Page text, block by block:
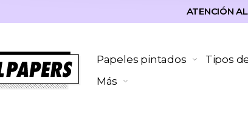
ATENCIÓN
Papeles pintados Tipos
Más